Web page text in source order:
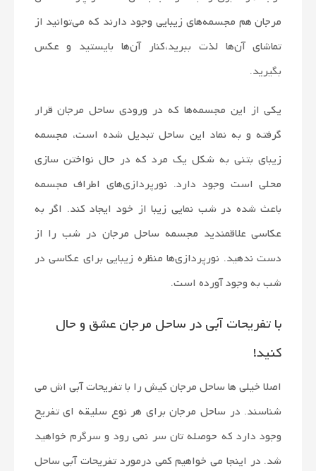
مرجان هم مجسمه­‌های زیبایی وجود دارند که می­‌توانید از
تماشای آن­‌ها لذت ببرید،کنار آن­‌ها بایستید و عکس
بگیرید.
یکی از این مجسمه‌­ها که در ورودی ساحل مرجان قرار
گرفته و به نماد این ساحل تبدیل شده است، مجسمه
زیبای بتنی به شکل یک مرد که در حال نواختن سازی
محلی است وجود دارد. نورپردازی‌های اطراف مجسمه
باعث شده در شب نمایی زیبا از خود ایجاد کند. اگر به
عکاسی علاقمندید مجسمه ساحل مرجان در شب را از
دست ندهید. نورپردازی‌ها منظره زیبایی برای عکاسی در
شب به وجود آورده است.
با تفریحات آبی در ساحل مرجان عشق و حال
کنید!
اصلا خیلی ها ساحل مرجان کیش را با تفریحات آبی اش می
شناسند. در ساحل مرجان برای هر نوع سلیقه ای تفریح
وجود دارد که حوصله تان سر نمی رود و سرگرم خواهید
شد. در اینجا می خواهیم کمی درمورد تفریحات آبی ساحل